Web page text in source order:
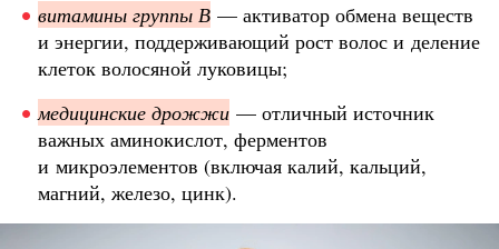
витамины группы В — активатор обмена веществ
и энергии, поддерживающий рост волос и деление
клеток волосяной луковицы;
медицинские дрожжи — отличный источник
важных аминокислот, ферментов
и микроэлементов (включая калий, кальций,
магний, железо, цинк).